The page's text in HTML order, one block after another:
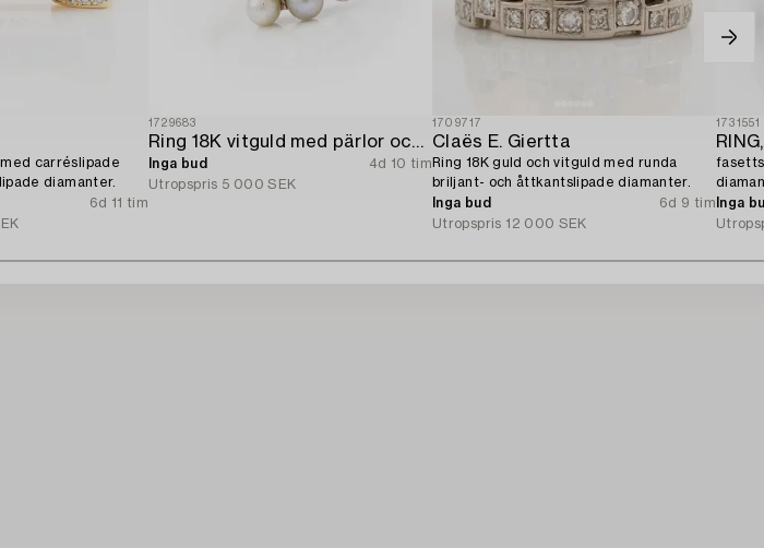
carréslipade
diamanter.
6d 11 tim
1729683
Ring 18K vitguld med pärlor och åttkantslipade diamanter.
Inga bud
4d 10 tim
Utropspris 5 000 SEK
1709717
Claës E. Giertta
Ring 18K guld och vitguld med runda
briljant- och åttkantslipade diamanter.
Inga bud
6d 9 tim
Utropspris 12 000 SEK
1731551
RING,
Inga